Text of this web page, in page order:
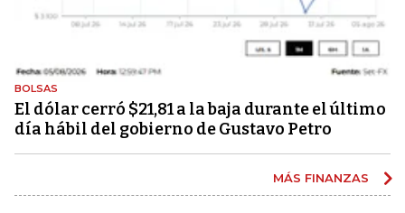
BOLSAS
El dólar cerró $21,81 a la baja durante el último
día hábil del gobierno de Gustavo Petro
MÁS FINANZAS